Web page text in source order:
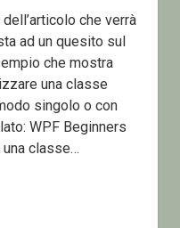
che verrà
ad un quesito sul
che mostra
una classe
singolo o con
WPF Beginners
classe…